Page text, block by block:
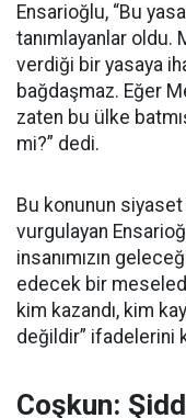
Ensarioğlu, “Bu
tanımlayanlar oldu.
verdiği bir yasaya
bağdaşmaz. Eğer
zaten bu ülke
mi?” dedi.
Bu konunun
vurgulayan
insanımızın
edecek bir
kim kazandı, kim
değildir” ifadelerini
Coşkun: